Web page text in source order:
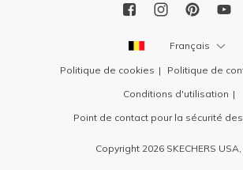
Français
Politique de cookies
Politique de
Conditions d'utilisation
Point de contact pour la sécurité
Copyright 2026 SKECHERS USA,